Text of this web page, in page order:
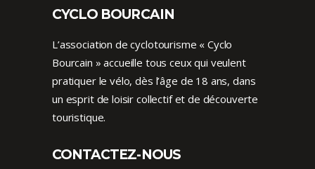
CYCLO BOURCAIN
L’association de cyclotourisme « Cyclo
Bourcain » accueille tous ceux qui veulent
pratiquer le vélo, dès l’âge de 18 ans, dans
un esprit de loisir collectif et de découverte
touristique.
CONTACTEZ-NOUS